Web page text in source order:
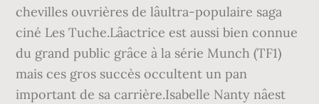
chevilles ouvrières de lâultra-populaire saga
ciné Les Tuche.Lâactrice est aussi bien connue
du grand public grâce à la série Munch (TF1)
mais ces gros succès occultent un pan
important de sa carrière.Isabelle Nanty nâest